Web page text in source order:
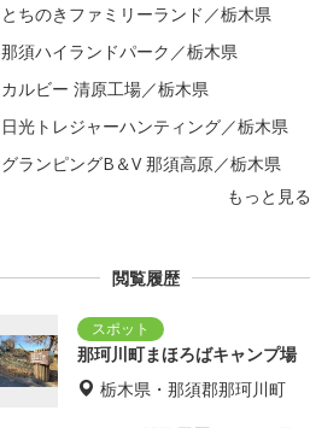
とちのきファミリーランド／栃木県
那須ハイランドパーク／栃木県
カルビー 清原工場／栃木県
日光トレジャーハンティング／栃木県
グランピングB＆V 那須高原／栃木県
もっと見る
閲覧履歴
那珂川町まほろばキャンプ場
栃木県・那須郡那珂川町